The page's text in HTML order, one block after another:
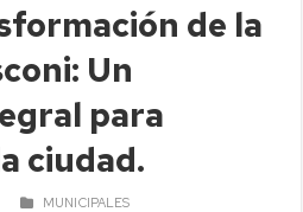
de la
Un
para
ciudad.
MUNICIPALES